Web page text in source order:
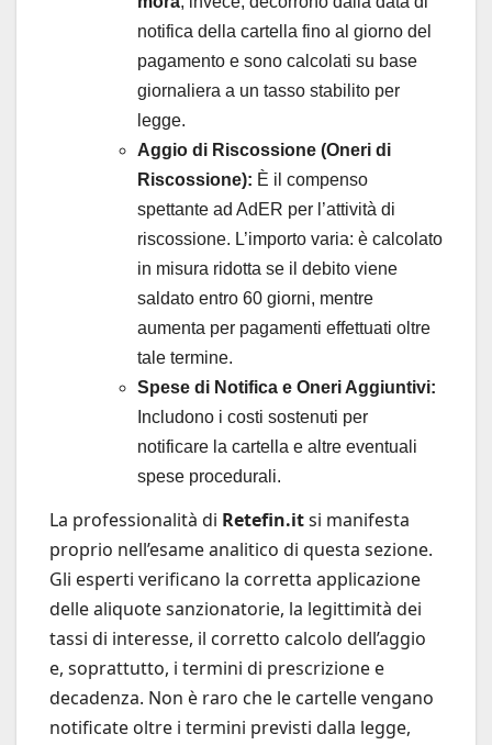
notifica della cartella fino al giorno del
pagamento e sono calcolati su base
giornaliera a un tasso stabilito per
legge.
Aggio di Riscossione (Oneri di
Riscossione): È il compenso
spettante ad AdER per l’attività di
riscossione. L’importo varia: è calcolato
in misura ridotta se il debito viene
saldato entro 60 giorni, mentre
aumenta per pagamenti effettuati oltre
tale termine.
Spese di Notifica e Oneri Aggiuntivi:
Includono i costi sostenuti per
notificare la cartella e altre eventuali
spese procedurali.
La professionalità di Retefin.itsi manifesta
proprio nell’esame analitico di questa sezione.
Gli esperti verificano la corretta applicazione
delle aliquote sanzionatorie, la legittimità dei
tassi di interesse, il corretto calcolo dell’aggio
e, soprattutto, i termini di prescrizione e
decadenza. Non è raro che le cartelle vengano
notificate oltre i termini previsti dalla legge,